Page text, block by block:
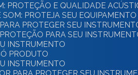
PROTEÇÃO E QUALIDADE
SOM: PROTEJA SEU
PROTEGER SEU
PARA SEU
INSTRUMENTO
PRODUTO
INSTRUMENTO